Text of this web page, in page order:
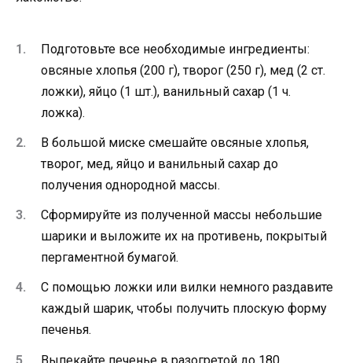
Подготовьте все необходимые ингредиенты:
овсяные хлопья (200 г), творог (250 г), мед (2 ст.
ложки), яйцо (1 шт.), ванильный сахар (1 ч.
ложка).
В большой миске смешайте овсяные хлопья,
творог, мед, яйцо и ванильный сахар до
получения однородной массы.
Сформируйте из полученной массы небольшие
шарики и выложите их на противень, покрытый
пергаментной бумагой.
С помощью ложки или вилки немного раздавите
каждый шарик, чтобы получить плоскую форму
печенья.
Выпекайте печенье в разогретой до 180